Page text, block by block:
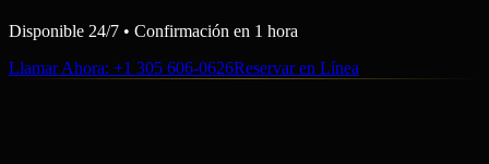
Disponible 24/7 • Confirmación en 1 hora
Llamar Ahora: +1 305 606-0626Reservar en Línea